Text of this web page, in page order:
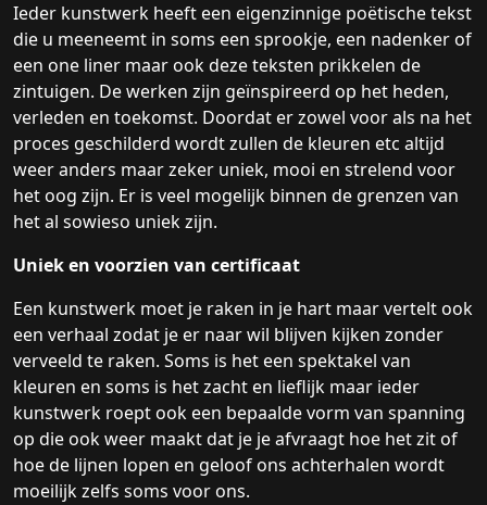
Ieder kunstwerk heeft een eigenzinnige poëtische tekst
die u meeneemt in soms een sprookje, een nadenker of
een one liner maar ook deze teksten prikkelen de
zintuigen. De werken zijn geïnspireerd op het heden,
verleden en toekomst. Doordat er zowel voor als na het
proces geschilderd wordt zullen de kleuren etc altijd
weer anders maar zeker uniek, mooi en strelend voor
het oog zijn. Er is veel mogelijk binnen de grenzen van
het al sowieso uniek zijn.
Uniek en voorzien van certificaat
Een kunstwerk moet je raken in je hart maar vertelt ook
een verhaal zodat je er naar wil blijven kijken zonder
verveeld te raken. Soms is het een spektakel van
kleuren en soms is het zacht en lieflijk maar ieder
kunstwerk roept ook een bepaalde vorm van spanning
op die ook weer maakt dat je je afvraagt hoe het zit of
hoe de lijnen lopen en geloof ons achterhalen wordt
moeilijk zelfs soms voor ons.